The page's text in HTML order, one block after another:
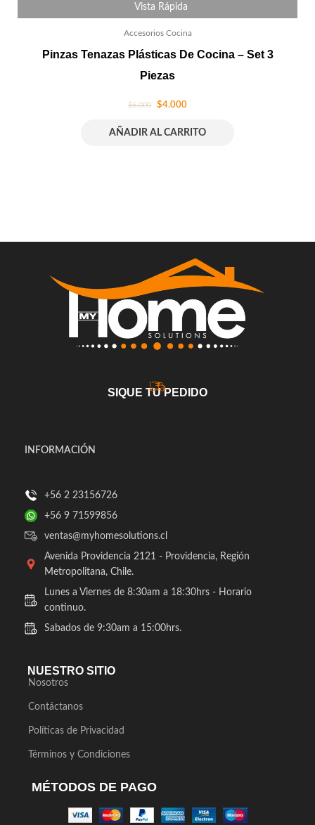
Vista Rápida
Accesorios Cocina
Pinzas Tenazas Plásticas De Cocina – Set 3
Piezas
$6.000 $4.000
AÑADIR AL CARRITO
SIQUE TU PEDIDO
INFORMACIÓN
+56 2 23156726
+56 9 71599856
ventas@myhomesolutions.cl
Avenida Providencia 2121 - Providencia, Región
Metropolitana, Chile.
Lunes a Viernes de 8:30am a 18:30hrs - Horario
continuo.
Sabados de 9:30am a 15:00hrs.
NUESTRO SITIO
Nosotros
Contáctanos
Políticas de Privacidad
Términos y Condiciones
MÉTODOS DE PAGO